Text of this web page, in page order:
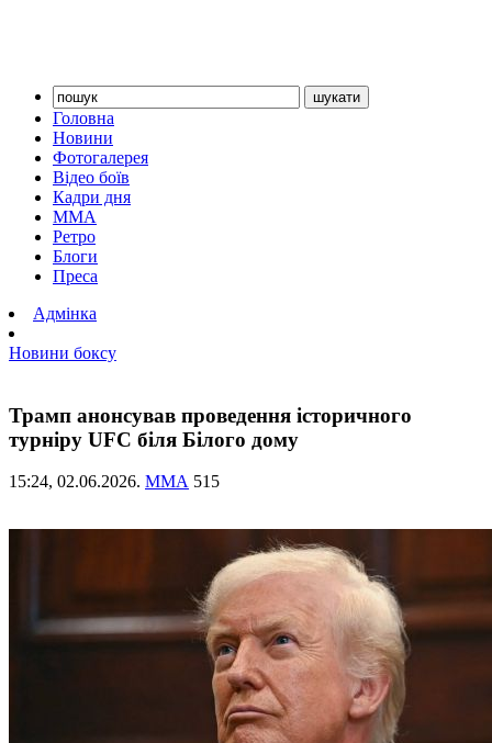
Головна
Новини
Фотогалерея
Відео боїв
Кадри дня
ММА
Ретро
Блоги
Преса
Адмінка
Новини боксу
Трамп анонсував проведення історичного
турніру UFC біля Білого дому
15:24, 02.06.2026. ММА 515